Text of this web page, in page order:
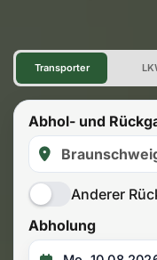
Transporter
Abhol- und
Anderer
Abholung